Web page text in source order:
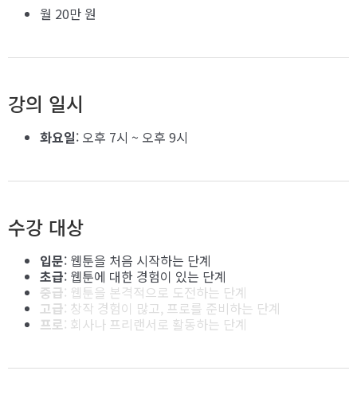
월 20만 원
강의 일시
화요일: 오후 7시 ~ 오후 9시
수강 대상
입문: 웹툰을 처음 시작하는 단계
초급: 웹툰에 대한 경험이 있는 단계
중급: 웹툰을 본격적으로 도전하는 단계
고급: 창작 경험이 많고, 프로를 준비하는 단계
프로: 회사나 프리랜서로 활동하는 단계